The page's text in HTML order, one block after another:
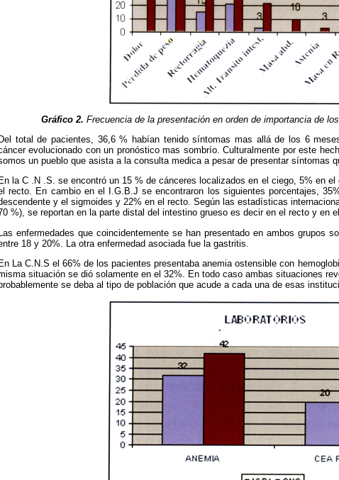
Gráfico 2. Frecuencia de la presentación en orden de importancia de
Del total de pacientes, 36,6 % habían tenido síntomas mas allá de los 6
evolucionado con un pronóstico mas sombrío. Culturalmente por este
un pueblo que asista a la consulta medica a pesar de presentar síntomas
En la C .N .S. se encontró un 15 % de cánceres localizados en el ciego, 5% en
recto. En cambio en el I.G.B.J se encontraron los siguientes porcentajes,
y el sigmoides y 22% en el recto. Según las estadísticas
%), se reportan en la parte distal del intestino grueso es decir en el recto y en
enfermedades que coincidentemente se han presentado en ambos grupos
18 y 20%. La otra enfermedad asociada fue la gastritis.
En La C.N.S el 66% de los pacientes presentaba anemia ostensible con
situación se dió solamente en el 32%. En todo caso ambas situaciones
se deba al tipo de población que acude a cada una de esas